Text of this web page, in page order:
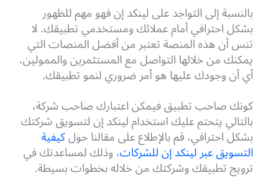
بالنسبة إلى التواجد على لينكد إن فهو مهم للظهور
بشكل احترافي أمام عملائك ومستخدمي تطبيقك. لا
تنس أن هذه المنصة تعتبر من أفضل المنصات التي
يمكنك من خلالها التواصل مع المستثمرين والممولين،
أي أن وجودك عليها هو أمر ضروري لنمو تطبيقك.
كونك صاحب تطبيق فيمكن اعتبارك صاحب شركة،
بالتالي يتحتم عليك استخدام لينكد إن لتسويق شركتك
بشكل احترافي، قم بالإطلاع على مقالنا حولكيفية
التسويق عبر لينكد إن للشركات، وذلك لمساعدتك في
ترويج تطبيقك وشركتك من خلاله بخطوات بسيطة.